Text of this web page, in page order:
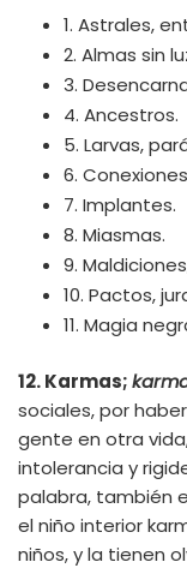
1. Astrales,
2. Almas sin
3.
4. Ancestros.
5. Larvas,
6.
7. Implantes.
8. Miasmas.
9.
10. Pactos,
11. Magia
12. Karmas;
sociales, por
gente en otra
intolerancia y
palabra, también
el niño interior
niños, y la tienen